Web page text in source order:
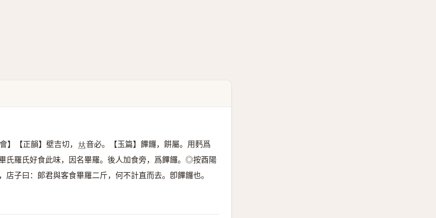
】【正韻】壁吉切， 𠀤音必。【玉篇】饆饠，餠屬。用麫爲
氏羅氏好食此味，因名畢羅。後人加食旁，爲饆饠。◎按酉陽
店子曰：郞君與客食畢羅二斤，何不計直而去。卽饆饠也。